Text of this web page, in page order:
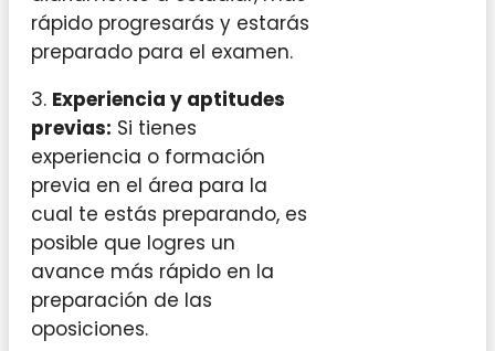
rápido progresarás y estarás
preparado para el examen.
3. Experiencia y aptitudes
previas: Si tienes
experiencia o formación
previa en el área para la
cual te estás preparando, es
posible que logres un
avance más rápido en la
preparación de las
oposiciones.